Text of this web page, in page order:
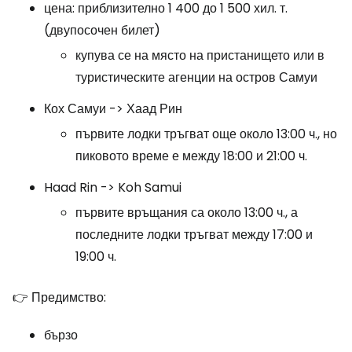
цена: приблизително 1 400 до 1 500 хил. т.
(двупосочен билет)
купува се на място на пристанището или в
туристическите агенции на остров Самуи
Кох Самуи -> Хаад Рин
първите лодки тръгват още около 13:00 ч., но
пиковото време е между 18:00 и 21:00 ч.
Haad Rin -> Koh Samui
първите връщания са около 13:00 ч., а
последните лодки тръгват между 17:00 и
19:00 ч.
👉 Предимство:
бързо